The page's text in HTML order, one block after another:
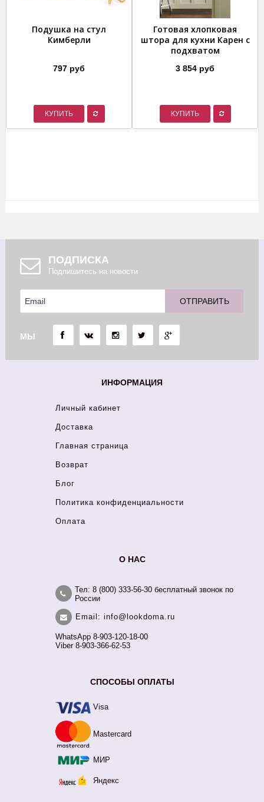
Подушка на стул
Кимберли
797 руб
КУПИТЬ
Готовая хлопковая
штора для кухни Карен с
подхватом
3 854 руб
КУПИТЬ
ПОДПИСКА
Подпишитесь на новости
МЫ
ИНФОРМАЦИЯ
Личный кабинет
Доставка
Главная страница
Возврат
Блог
Политика конфиденциальности
Оплата
О НАС
Тел: 8 (800) 333-56-30 бесплатный звонок по
России
Email: info@lookdoma.ru
WhatsApp 8-903-120-18-00
Viber 8-903-366-62-53
СПОСОБЫ ОПЛАТЫ
Visa
Mastercard
МИР
Яндекс